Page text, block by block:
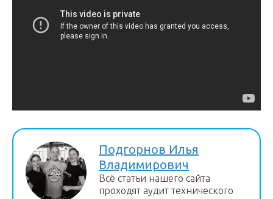
Подгорнов Илья
Владимирович
Всё статьи нашего сайта
проходят аудит технического